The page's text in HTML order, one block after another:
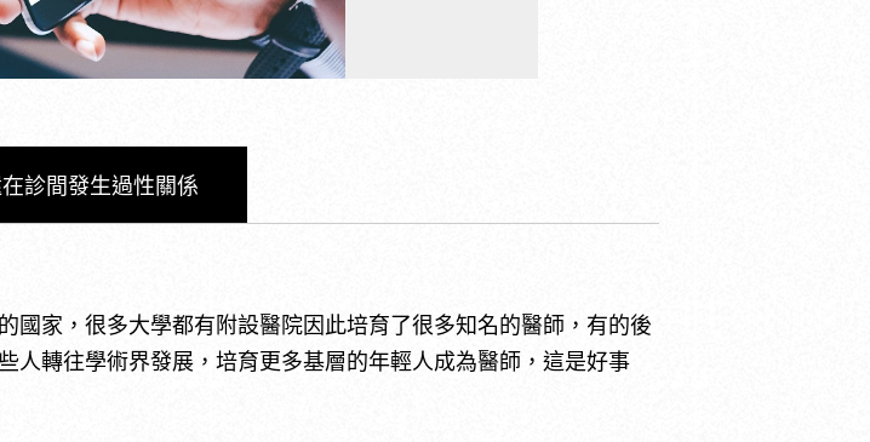
診間發生過性關係
國家，很多大學都有附設醫院因此培育了很多知名的醫師，有的後
人轉往學術界發展，培育更多基層的年輕人成為醫師，這是好事